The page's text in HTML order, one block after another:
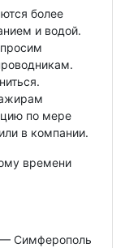
более
и водой.
по мере
в компании.
времени
Симферополь